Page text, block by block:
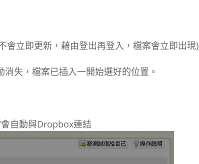
立即更新，藉由登出再登入，檔案會立即出現)
失，檔案已插入一開始選好的位置。
自動與Dropbox連結